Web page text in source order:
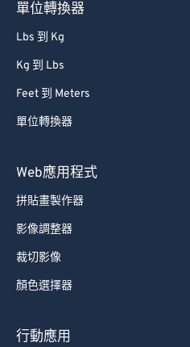
單位轉換器
Lbs 到 Kg
Kg 到 Lbs
Feet 到 Meters
單位轉換器
Web應用程式
拼貼畫製作器
影像調整器
裁切影像
顏色選擇器
行動應用